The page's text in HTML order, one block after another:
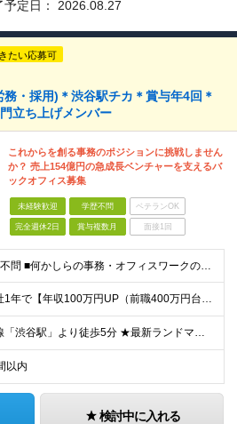
定日： 2026.08.27
たい応募可
・採用)＊渋谷駅チカ＊賞与年4回＊
立ち上げメンバー
これからを創る事務のポジションに挑戦しません
か？ 売上154億円の急成長ベンチャーを支えるバ
ックオフィス募集
未経験歓迎 学歴不問 ベテランOK
完全週休2日 賞与複数月 面接1回
■学歴不問 ■何かしらの事務・オフィスワークの実務経験（1年以上／業界不問） ※一般事務、営業アシスタント、人事など職種は不問です！ ＼1つでも当てはまれば、まずはご応募ください！／ □ 自分で考え
★入社1年で【年収100万円UP（前職400万円台⇒600万円台）】の実績あり！ ※前職の給与やご経験、能力を最大限に考慮し、お互いが納得いく形で決定します。 ■想定年収：330万円〜800万円 ■
★各線「渋谷駅」より徒歩5分 ★最新ランドマークオフィスです！ ★転勤はありません 魅力POINT♪ ￣￣V￣￣￣ 道玄坂通りの新しいオフィスは渋谷駅からアクセス抜群！ 周辺の飲食店やショッピングス
以内
検討中に入れる